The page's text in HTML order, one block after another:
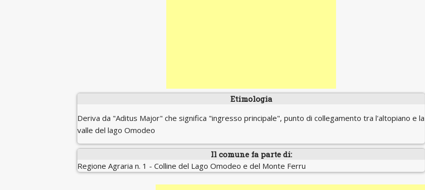
Etimologia
Deriva da "Aditus Major" che significa "ingresso principale", punto di collegamento tra l'altopiano e la
valle del lago Omodeo
Il comune fa parte di:
Regione Agraria n. 1 - Colline del Lago Omodeo e del Monte Ferru